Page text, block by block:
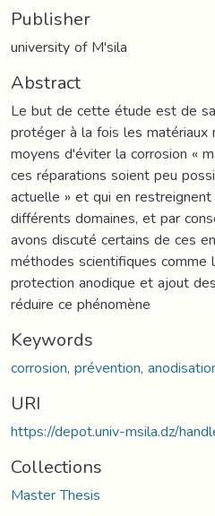
Publisher
university of M'sila
Abstract
Le but de cette étude est de
protéger à la fois les
moyens d'éviter la corrosion «
ces réparations soient peu
actuelle » et qui en
différents domaines, et par
avons discuté certains de ces
méthodes scientifiques
protection anodique et ajout
réduire ce phénomène
Keywords
corrosion, prévention,
URI
https://depot.univ-msila.dz/
Collections
Master Thesis